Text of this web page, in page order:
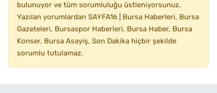
bulunuyor ve tüm sorumluluğu üstleniyorsunuz.
Yazılan yorumlardan SAYFA16 | Bursa Haberleri, Bursa
Gazeteleri, Bursaspor Haberleri, Bursa Haber, Bursa
Konser, Bursa Asayiş, Son Dakika hiçbir şekilde
sorumlu tutulamaz.